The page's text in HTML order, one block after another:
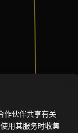
作伙伴共享有关
用其服务时收集